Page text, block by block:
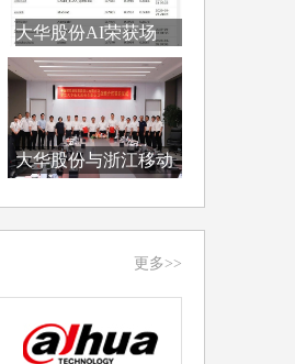
大华股份AI荣获场
景...
大华股份与浙江移动
更多>>